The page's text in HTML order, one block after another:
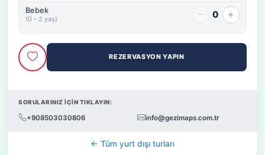
Bebek
(0 – 2 yaş) 0
REZERVASYON YAPIN
SORULARINIZ İÇİN TIKLAYIN:
+908503030806 info@gezimaps.com.tr
← Tüm yurt dışı turları